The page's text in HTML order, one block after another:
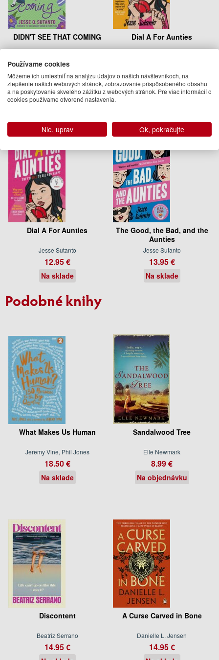
DIDN'T SEE THAT COMING
12.95 €
Na sklade
Dial A For Aunties
29.04.2021
(predobjednávka)
Dial A For Aunties
Jesse Sutanto
12.95 €
Na sklade
The Good, the Bad, and the
Aunties
Jesse Sutanto
13.95 €
Na sklade
Podobné knihy
What Makes Us Human
Jeremy Vine, Phil Jones
18.50 €
Na sklade
Sandalwood Tree
Elle Newmark
8.99 €
Na objednávku
Discontent
Beatriz Serrano
14.95 €
A Curse Carved in Bone
Danielle L. Jensen
14.95 €
Používame cookies
Môžeme ich umiestniť na analýzu údajov o našich návštevníkoch, na
zlepšenie našich webových stránok, zobrazovanie prispôsobeného obsahu
a na poskytovanie skvelého zážitku z webových stránok. Pre viac informácií o
cookies používame otvorené nastavenia.
Nie, uprav Ok, pokračujte